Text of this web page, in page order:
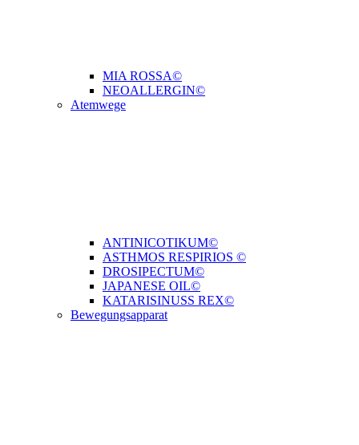
MIA ROSSA©
NEOALLERGIN©
Atemwege
ANTINICOTIKUM©
ASTHMOS RESPIRIOS ©
DROSIPECTUM©
JAPANESE OIL©
KATARISINUSS REX©
Bewegungsapparat